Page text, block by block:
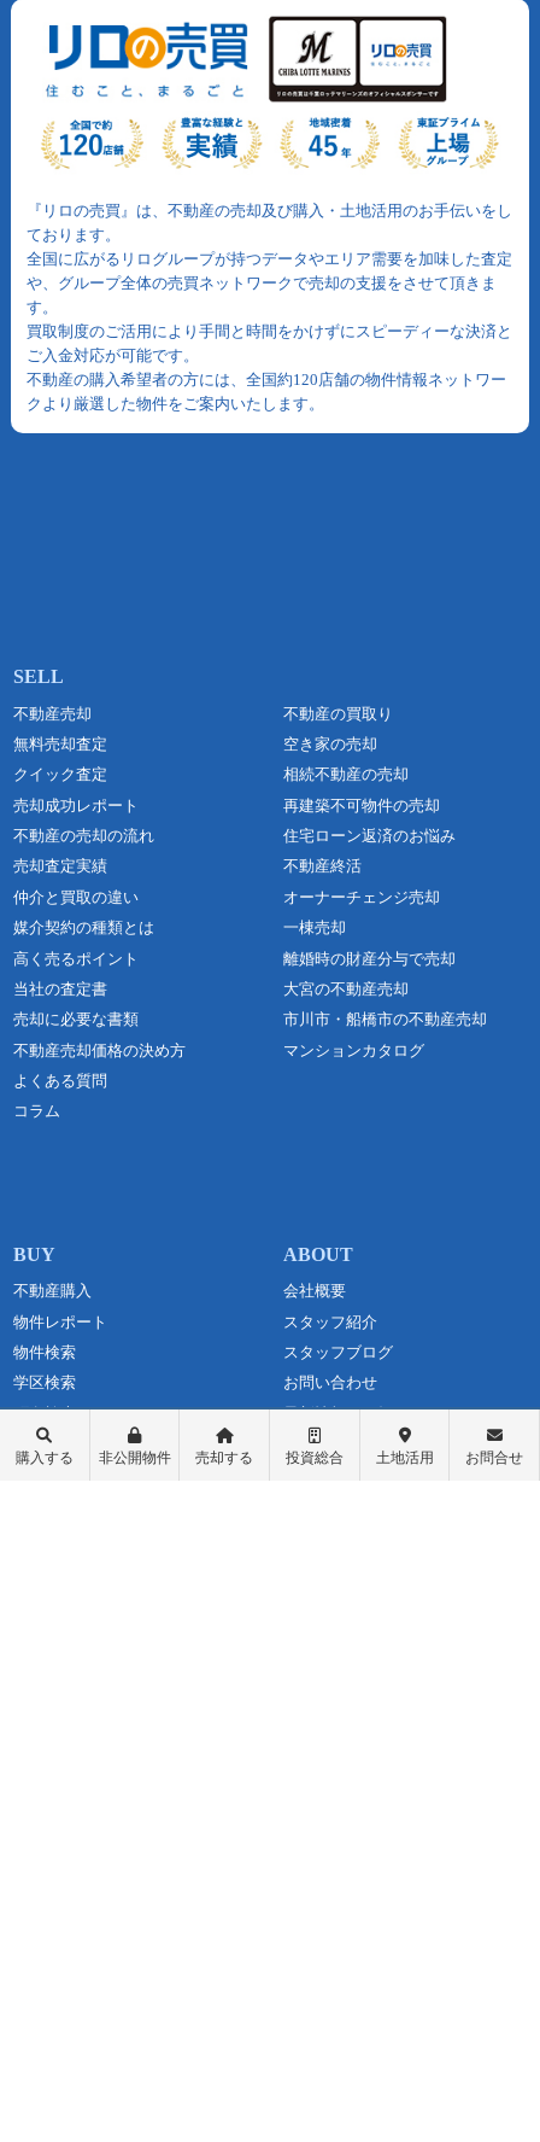
『リロの売買』は、不動産の売却及び購入・土地活用のお手伝いをし
ております。
全国に広がるリログループが持つデータやエリア需要を加味した査定
や、グループ全体の売買ネットワークで売却の支援をさせて頂きま
す。
買取制度のご活用により手間と時間をかけずにスピーディーな決済と
ご入金対応が可能です。
不動産の購入希望者の方には、全国約120店舗の物件情報ネットワー
クより厳選した物件をご案内いたします。
不動産売却
無料売却査定
クイック査定
売却成功レポート
不動産の売却の流れ
売却査定実績
仲介と買取の違い
媒介契約の種類とは
高く売るポイント
当社の査定書
売却に必要な書類
不動産売却価格の決め方
よくある質問
コラム
不動産の買取り
空き家の売却
相続不動産の売却
再建築不可物件の売却
住宅ローン返済のお悩み
不動産終活
オーナーチェンジ売却
一棟売却
離婚時の財産分与で売却
大宮の不動産売却
市川市・船橋市の不動産売却
マンションカタログ
不動産購入
物件レポート
物件検索
学区検索
町名検索
戸建て物件
会社概要
スタッフ紹介
スタッフブログ
お問い合わせ
最新情報・お知らせ
個人情報保護方針
購入する 非公開物件 売却する 投資総合 土地活用 お問合せ